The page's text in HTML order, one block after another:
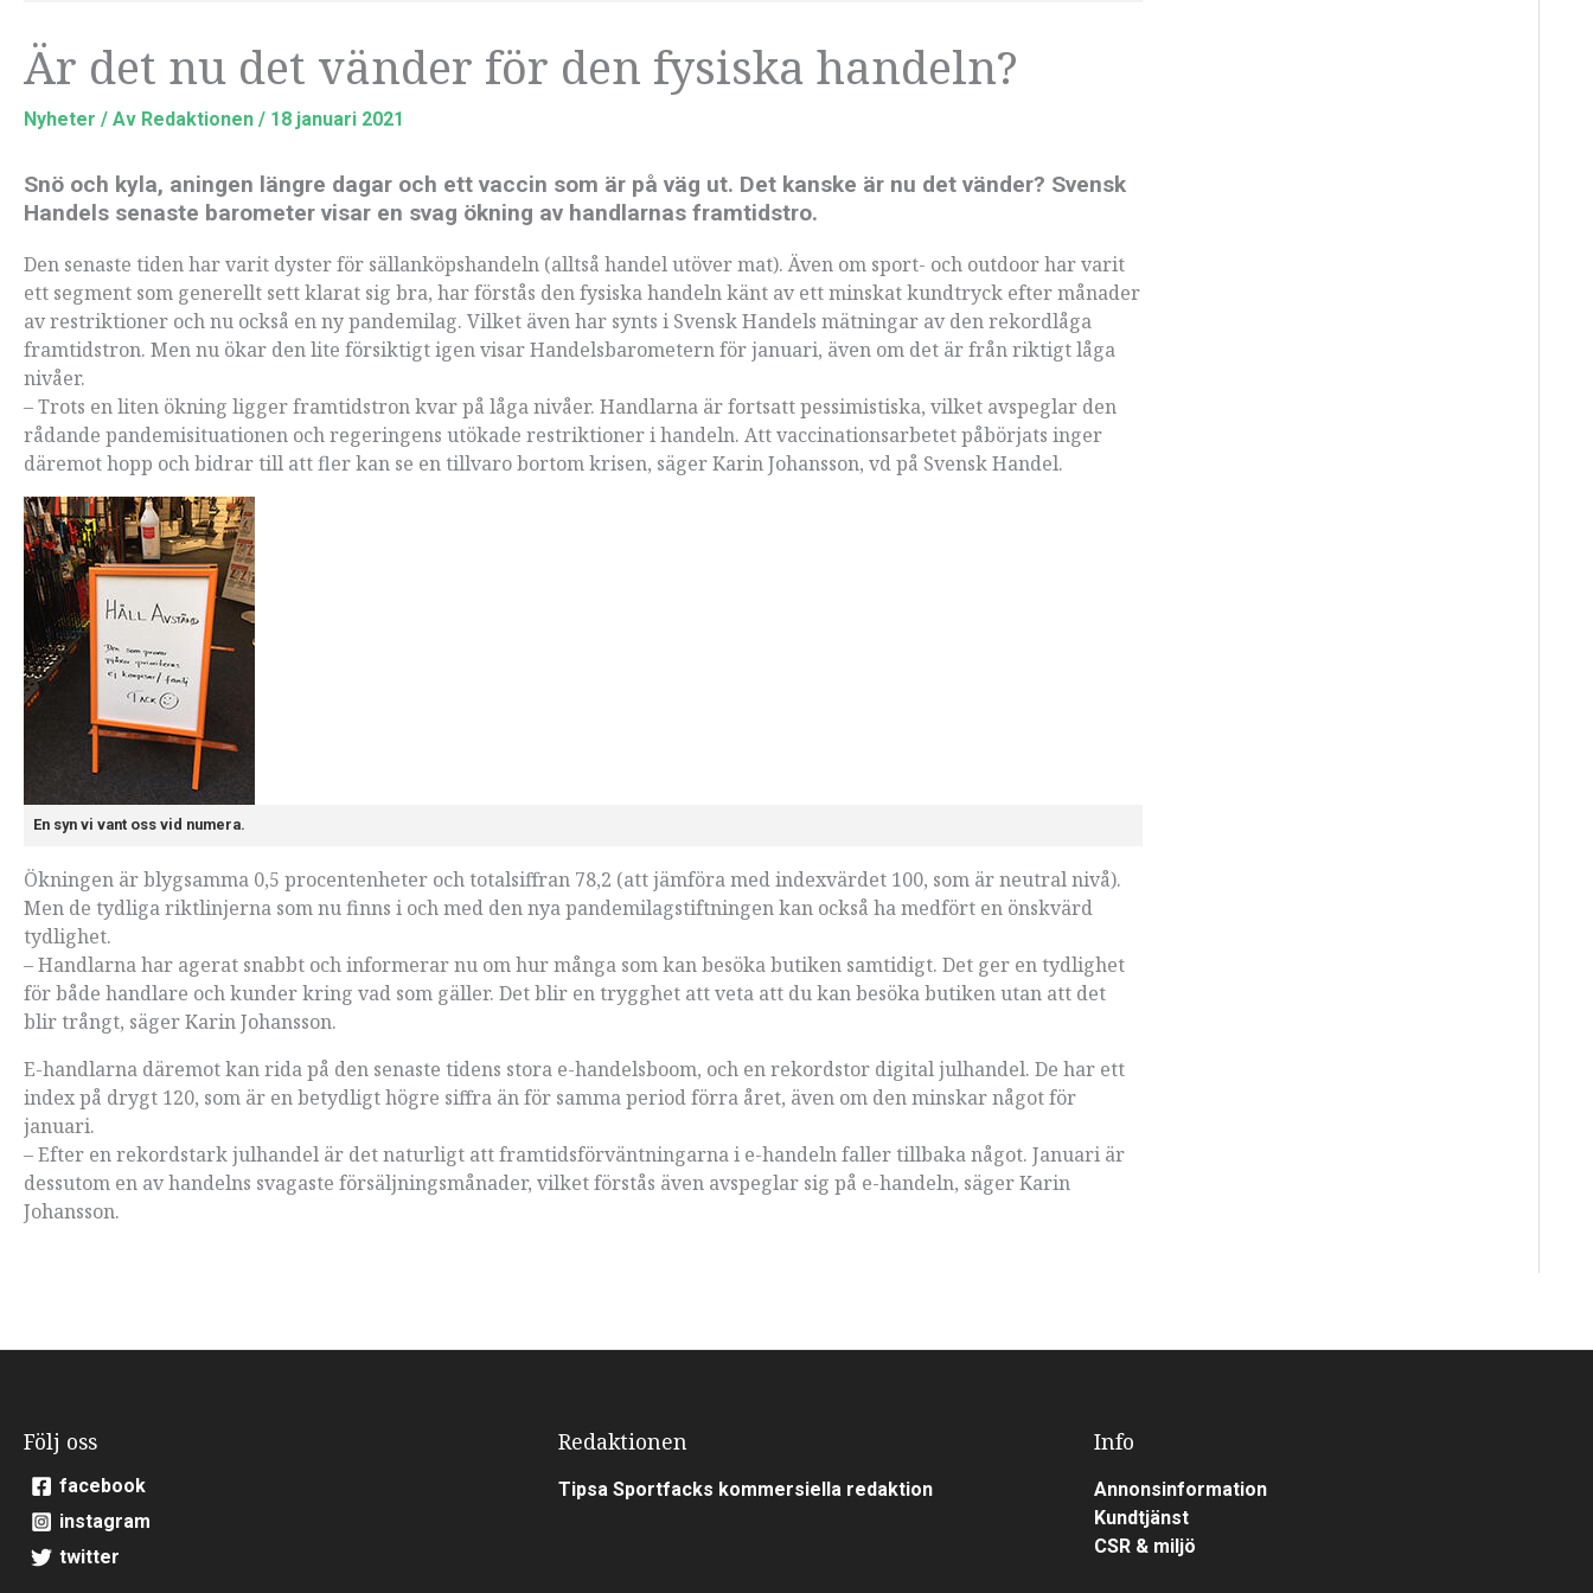
Är det nu det vänder för den fysiska handeln?
Nyheter / Av Redaktionen / 18 januari 2021
Snö och kyla, aningen längre dagar och ett vaccin som är på väg ut. Det kanske är nu det vänder? Svensk
Handels senaste barometer visar en svag ökning av handlarnas framtidstro.
Den senaste tiden har varit dyster för sällanköpshandeln (alltså handel utöver mat). Även om sport- och outdoor har varit
ett segment som generellt sett klarat sig bra, har förstås den fysiska handeln känt av ett minskat kundtryck efter månader
av restriktioner och nu också en ny pandemilag. Vilket även har synts i Svensk Handels mätningar av den rekordlåga
framtidstron. Men nu ökar den lite försiktigt igen visar Handelsbarometern för januari, även om det är från riktigt låga
nivåer.
– Trots en liten ökning ligger framtidstron kvar på låga nivåer. Handlarna är fortsatt pessimistiska, vilket avspeglar den
rådande pandemisituationen och regeringens utökade restriktioner i handeln. Att vaccinationsarbetet påbörjats inger
däremot hopp och bidrar till att fler kan se en tillvaro bortom krisen, säger Karin Johansson, vd på Svensk Handel.
En syn vi vant oss vid numera.
Ökningen är blygsamma 0,5 procentenheter och totalsiffran 78,2 (att jämföra med indexvärdet 100, som är neutral nivå).
Men de tydliga riktlinjerna som nu finns i och med den nya pandemilagstiftningen kan också ha medfört en önskvärd
tydlighet.
– Handlarna har agerat snabbt och informerar nu om hur många som kan besöka butiken samtidigt. Det ger en tydlighet
för både handlare och kunder kring vad som gäller. Det blir en trygghet att veta att du kan besöka butiken utan att det
blir trångt, säger Karin Johansson.
E-handlarna däremot kan rida på den senaste tidens stora e-handelsboom, och en rekordstor digital julhandel. De har ett
index på drygt 120, som är en betydligt högre siffra än för samma period förra året, även om den minskar något för
januari.
– Efter en rekordstark julhandel är det naturligt att framtidsförväntningarna i e-handeln faller tillbaka något. Januari är
dessutom en av handelns svagaste försäljningsmånader, vilket förstås även avspeglar sig på e-handeln, säger Karin
Johansson.
Följ oss
facebook
instagram
twitter
Redaktionen
Tipsa Sportfacks kommersiella redaktion
Info
Annonsinformation
Kundtjänst
CSR & miljö